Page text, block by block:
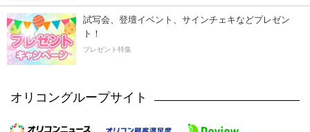
試写会、登壇イベント、サインチェキなどプレゼン
ト！
プレゼント特集
オリコングループサイト